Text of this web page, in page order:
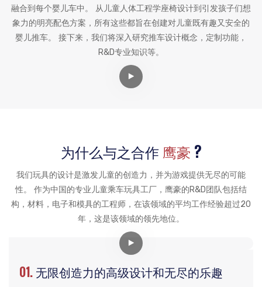
融合到每个婴儿车中。 从儿童人体工程学座椅设计到引发孩子们想
象力的明亮配色方案，所有这些都旨在创建对儿童既有趣又安全的
婴儿推车。 接下来，我们将深入研究推车设计概念，定制功能，
R&D专业知识等。
为什么与之合作鹰豪 ?
我们玩具的设计是激发儿童的创造力，并为游戏提供无尽的可能
性。 作为中国的专业儿童乘车玩具工厂，鹰豪的R&D团队包括结
构，材料，电子和模具的工程师，在该领域的平均工作经验超过20
年，这是该领域的领先地位。
01. 无限创造力的高级设计和无尽的乐趣